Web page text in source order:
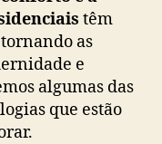
têm
as
e
algumas das
que estão